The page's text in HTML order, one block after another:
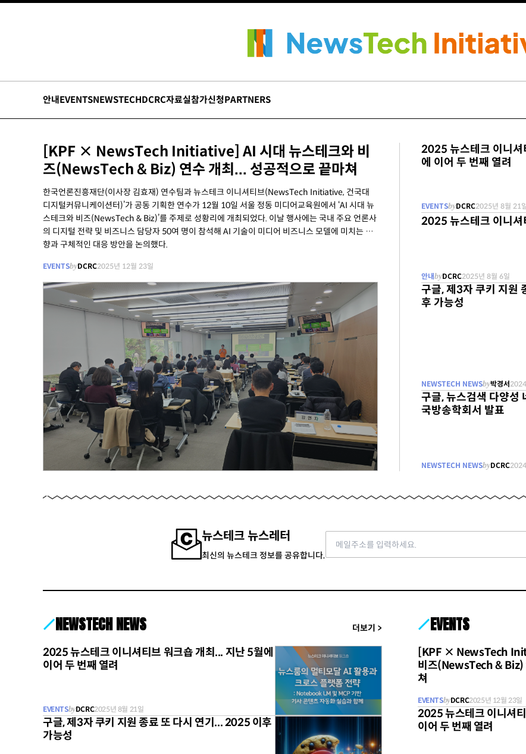
안내EVENTSNEWSTECHDCRC자료실참가신청PARTNERS
[KPF × NewsTech Initiative] AI 시대 뉴스테크와 비
즈(NewsTech & Biz) 연수 개최... 성공적으로 끝마쳐
한국언론진흥재단(이사장 김효재) 연수팀과 뉴스테크 이니셔티브(NewsTech Initiative, 건국대
디지털커뮤니케이션터)’가 공동 기획한 연수가 12월 10일 서울 정동 미디어교육원에서 ‘AI 시대 뉴
스테크와 비즈(NewsTech & Biz)’를 주제로 성황리에 개최되었다. 이날 행사에는 국내 주요 언론사
의 디지털 전략 및 비즈니스 담당자 50여 명이 참석해 AI 기술이 미디어 비즈니스 모델에 미치는 영
향과 구체적인 대응 방안을 논의했다.
EVENTSbyDCRC2025년 12월 23일
무료
2025 뉴스테크 이니셔
에 이어 두 번째 열려
EVENTSbyDCRC2025년 8월 21
2025 뉴스테크 이니셔
안내byDCRC2025년 8월 6일
구글, 제3자 쿠키 지원
후 가능성
NEWSTECH NEWSby박경서
구글, 뉴스검색 다양성
국방송학회서 발표
NEWSTECH NEWSbyDCRC
뉴스테크 뉴스레터
최신의 뉴스테크 정보를 공유합니다. Email address
NEWSTECH NEWS 더보기 >
2025 뉴스테크 이니셔티브 워크숍 개최... 지난 5월에
이어 두 번째 열려
EVENTSbyDCRC2025년 8월 21일
구글, 제3자 쿠키 지원 종료 또 다시 연기... 2025 이후
가능성
EVENTS
[KPF × NewsTech
비즈(NewsTech & Biz)
쳐
EVENTSbyDCRC2025년 12월 23일
2025 뉴스테크 이니셔
이어 두 번째 열려